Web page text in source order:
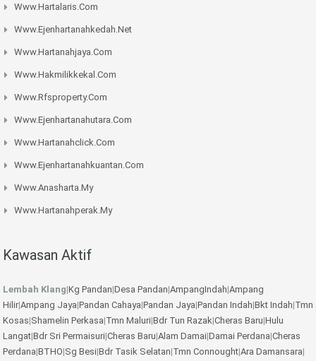
Www.hartalaris.com
Www.ejenhartanahkedah.net
Www.hartanahjaya.com
Www.hakmilikkekal.com
Www.rfsproperty.com
Www.ejenhartanahutara.com
Www.hartanahclick.com
Www.ejenhartanahkuantan.com
Www.anasharta.my
Www.hartanahperak.my
Kawasan Aktif
Lembah Klang|Kg Pandan|Desa Pandan|AmpangIndah|Ampang
Hilir|Ampang Jaya|Pandan Cahaya|Pandan Jaya|Pandan Indah|Bkt Indah|Tmn
Kosas|Shamelin Perkasa|Tmn Maluri|Bdr Tun Razak|Cheras Baru|Hulu
Langat|Bdr Sri Permaisuri|Cheras Baru|Alam Damai|Damai Perdana|Cheras
Perdana|BTHO|Sg Besi|Bdr Tasik Selatan|Tmn Connought|Ara Damansara|